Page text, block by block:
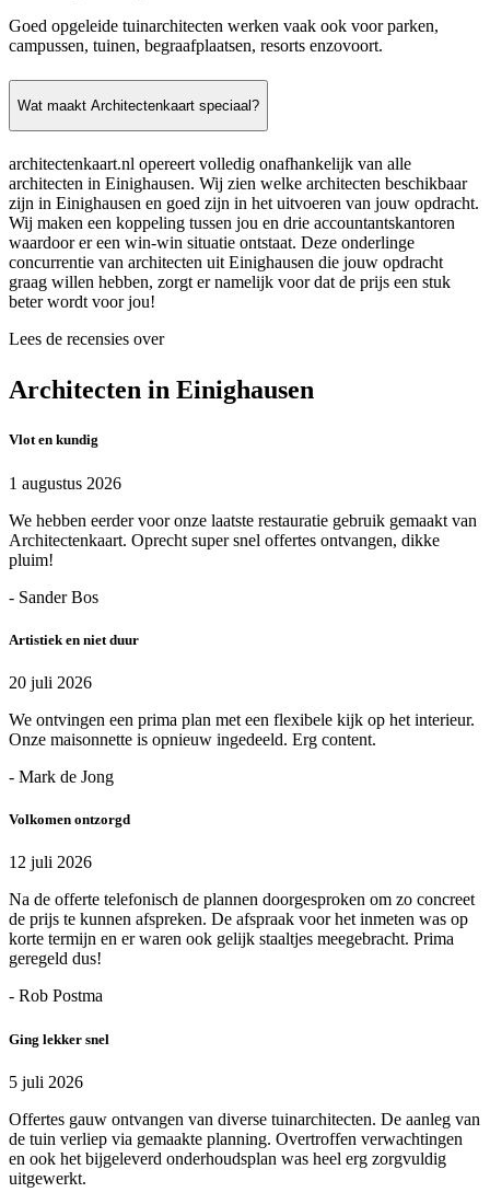
Goed opgeleide tuinarchitecten werken vaak ook voor parken,
campussen, tuinen, begraafplaatsen, resorts enzovoort.
Wat maakt Architectenkaart speciaal?
architectenkaart.nl opereert volledig onafhankelijk van alle
architecten in Einighausen. Wij zien welke architecten beschikbaar
zijn in Einighausen en goed zijn in het uitvoeren van jouw opdracht.
Wij maken een koppeling tussen jou en drie accountantskantoren
waardoor er een win-win situatie ontstaat. Deze onderlinge
concurrentie van architecten uit Einighausen die jouw opdracht
graag willen hebben, zorgt er namelijk voor dat de prijs een stuk
beter wordt voor jou!
Lees de recensies over
Architecten in Einighausen
Vlot en kundig
1 augustus 2026
We hebben eerder voor onze laatste restauratie gebruik gemaakt van
Architectenkaart. Oprecht super snel offertes ontvangen, dikke
pluim!
- Sander Bos
Artistiek en niet duur
20 juli 2026
We ontvingen een prima plan met een flexibele kijk op het interieur.
Onze maisonnette is opnieuw ingedeeld. Erg content.
- Mark de Jong
Volkomen ontzorgd
12 juli 2026
Na de offerte telefonisch de plannen doorgesproken om zo concreet
de prijs te kunnen afspreken. De afspraak voor het inmeten was op
korte termijn en er waren ook gelijk staaltjes meegebracht. Prima
geregeld dus!
- Rob Postma
Ging lekker snel
5 juli 2026
Offertes gauw ontvangen van diverse tuinarchitecten. De aanleg van
de tuin verliep via gemaakte planning. Overtroffen verwachtingen
en ook het bijgeleverd onderhoudsplan was heel erg zorgvuldig
uitgewerkt.